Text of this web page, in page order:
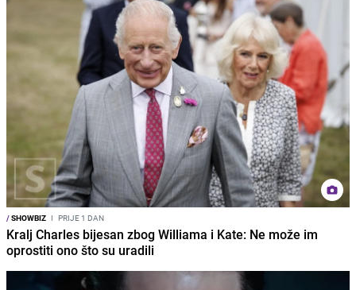
/SHOWBIZ I PRIJE 1 DAN
Kralj Charles bijesan zbog Williama i Kate: Ne može im
oprostiti ono što su uradili